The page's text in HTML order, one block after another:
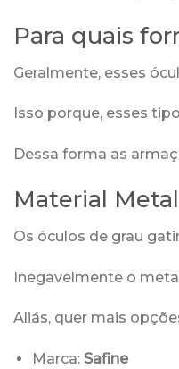
Para quais
Geralmente, esses
Isso porque, esses
Dessa forma as
Material Metal
Os óculos de grau
Inegavelmente o
Aliás, quer mais
Marca: Safine